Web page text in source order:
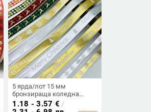
5 ярда/лот 15 мм
бронзираща коледна
панделка с печат Grosgrain
лента за ръчно
1.18 - 3.57 € /